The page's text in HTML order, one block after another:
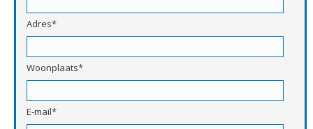
Adres*
Woonplaats*
E-mail*